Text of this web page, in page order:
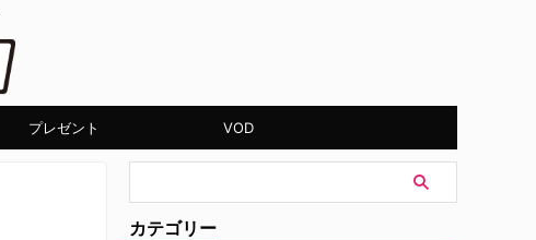
プレゼント VOD
カテゴリー